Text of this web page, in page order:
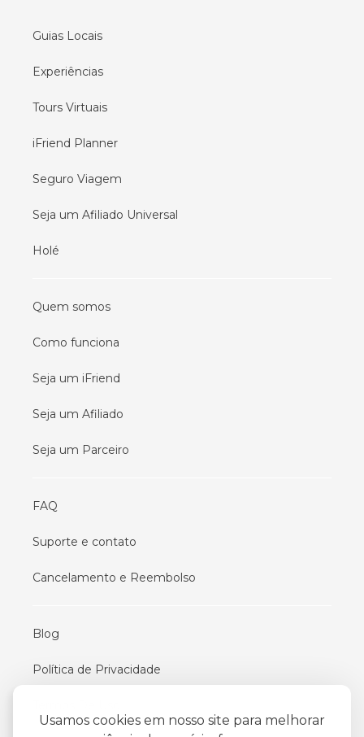
Usamos cookies em nosso site para melhorar
Guias Locais
Experiências
Tours Virtuais
iFriend Planner
Seguro Viagem
Seja um Afiliado Universal
Holé
Quem somos
Como funciona
Seja um iFriend
Seja um Afiliado
Seja um Parceiro
FAQ
Suporte e contato
Cancelamento e Reembolso
Blog
Política de Privacidade